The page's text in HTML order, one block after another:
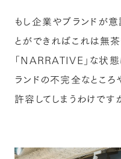
もし企業やブランドが
とができればこれは無
「NARRATIVE」な状態
ランドの不完全なとこ
許容してしまうわけです